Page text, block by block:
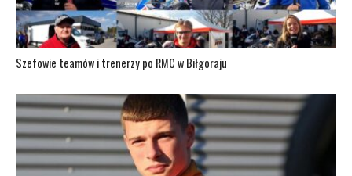
Szefowie teamów i trenerzy po RMC w Biłgoraju